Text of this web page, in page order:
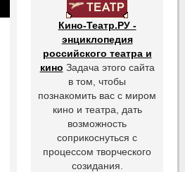
Кино-Театр.РУ -
энциклопедия
российского театра и
кино Задача этого сайта
в том, чтобы
познакомить вас с миром
кино и театра, дать
возможность
соприкоснуться с
процессом творческого
созидания.